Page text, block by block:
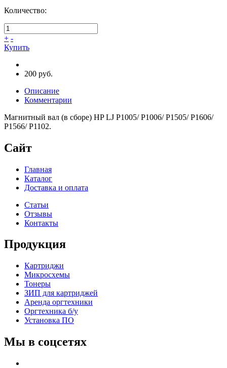
Количество:
+ -
Купить
200 руб.
Описание
Комментарии
Магнитный вал (в сборе) HP LJ P1005/ P1006/ P1505/ P1606/
P1566/ P1102.
Сайт
Главная
Каталог
Доставка и оплата
Статьи
Отзывы
Контакты
Продукция
Картриджи
Микросхемы
Тонеры
ЗИП для картриджей
Аренда оргтехники
Оргтехника б/у
Установка ПО
Мы в соцсетях